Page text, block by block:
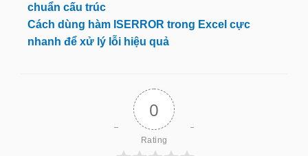
chuẩn cấu trúc
Cách dùng hàm ISERROR trong Excel cực
nhanh để xử lý lỗi hiệu quả
0
Rating